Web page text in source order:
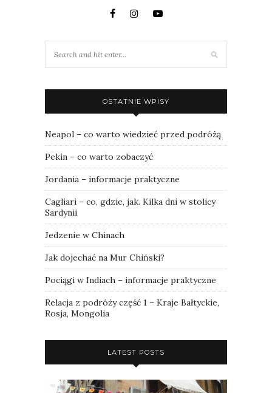
OSTATNIE WPISY
Neapol – co warto wiedzieć przed podróżą
Pekin – co warto zobaczyć
Jordania – informacje praktyczne
Cagliari – co, gdzie, jak. Kilka dni w stolicy
Sardynii
Jedzenie w Chinach
Jak dojechać na Mur Chiński?
Pociągi w Indiach – informacje praktyczne
Relacja z podróży część 1 – Kraje Bałtyckie,
Rosja, Mongolia
LATEST POSTS